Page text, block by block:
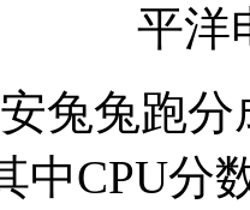
平洋
兔兔跑
中CPU分